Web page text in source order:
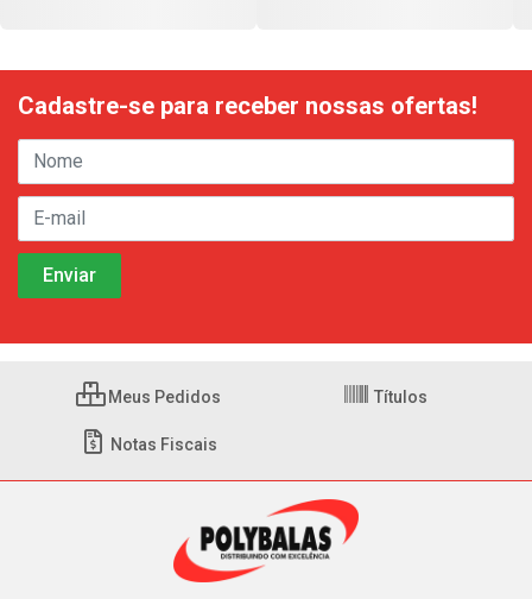
Cadastre-se para receber nossas ofertas!
Meus Pedidos Títulos
Notas Fiscais